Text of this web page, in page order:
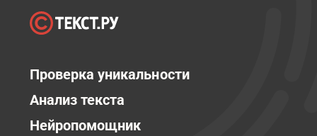
Проверка уникальности
Анализ текста
Нейропомощник